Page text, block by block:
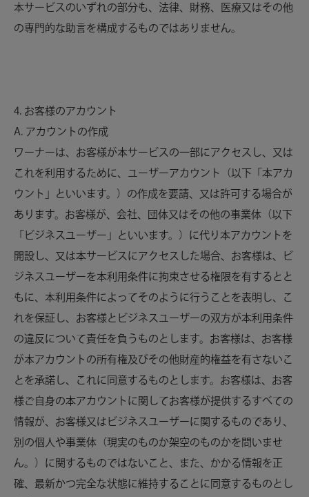
本サービスのいずれの部分も、法律、財務、医療又はその他
の専門的な助言を構成するものではありません。
4. お客様のアカウント
A. アカウントの作成
ワーナーは、お客様が本サービスの一部にアクセスし、又は
これを利用するために、ユーザーアカウント（以下「本アカ
ウント」といいます。）の作成を要請、又は許可する場合が
あります。お客様が、会社、団体又はその他の事業体（以下
「ビジネスユーザー」といいます。）に代り本アカウントを
開設し、又は本サービスにアクセスした場合、お客様は、ビ
ジネスユーザーを本利用条件に拘束させる権限を有するとと
もに、本利用条件によってそのように行うことを表明し、こ
れを保証し、お客様とビジネスユーザーの双方が本利用条件
の違反について責任を負うものとします。お客様は、お客様
が本アカウントの所有権及びその他財産的権益を有さないこ
とを承諾し、これに同意するものとします。お客様は、お客
様ご自身の本アカウントに関してお客様が提供するすべての
情報が、お客様又はビジネスユーザーに関するものであり、
別の個人や事業体（現実のものか架空のものかを問いませ
ん。）に関するものではないこと、また、かかる情報を正
確、最新かつ完全な状態に維持することに同意するものとし